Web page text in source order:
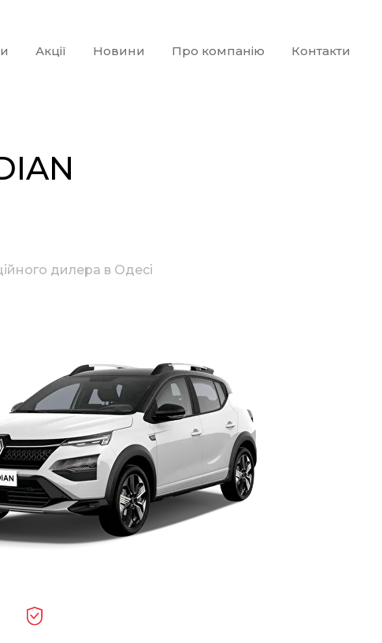
Акції Новини Про компанію Контакти
дилера в Одесі